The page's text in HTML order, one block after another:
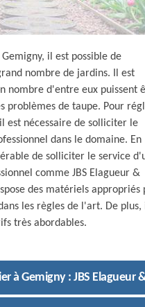
il est possible de
nombre de jardins. Il est
nombre d'entre eux puissent
problèmes de taupe. Pour
est nécessaire de solliciter le
dans le domaine. En
de solliciter le service
comme JBS Elagueur &
des matériels appropriés
les règles de l'art. De plus,
très abordables.
à Gemigny : JBS Elagueur